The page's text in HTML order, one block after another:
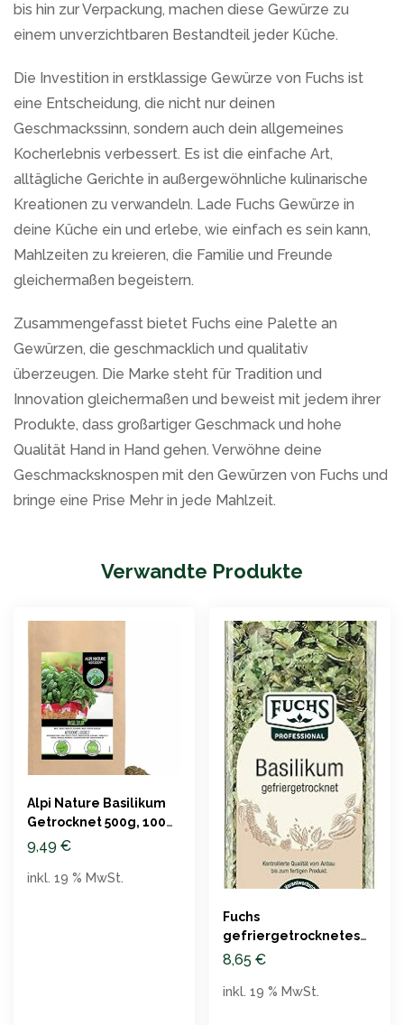
bis hin zur Verpackung, machen diese Gewürze zu
einem unverzichtbaren Bestandteil jeder Küche.
Die Investition in erstklassige Gewürze von Fuchs ist
eine Entscheidung, die nicht nur deinen
Geschmackssinn, sondern auch dein allgemeines
Kocherlebnis verbessert. Es ist die einfache Art,
alltägliche Gerichte in außergewöhnliche kulinarische
Kreationen zu verwandeln. Lade Fuchs Gewürze in
deine Küche ein und erlebe, wie einfach es sein kann,
Mahlzeiten zu kreieren, die Familie und Freunde
gleichermaßen begeistern.
Zusammengefasst bietet Fuchs eine Palette an
Gewürzen, die geschmacklich und qualitativ
überzeugen. Die Marke steht für Tradition und
Innovation gleichermaßen und beweist mit jedem ihrer
Produkte, dass großartiger Geschmack und hohe
Qualität Hand in Hand gehen. Verwöhne deine
Geschmacksknospen mit den Gewürzen von Fuchs und
bringe eine Prise Mehr in jede Mahlzeit.
Verwandte Produkte
Alpi Nature Basilikum
Getrocknet 500g, 100%
Naturbelassen
9,49 €
inkl. 19 % MwSt.
Fuchs
gefriergetrocknetes
Basilikum GV, 50g
8,65 €
inkl. 19 % MwSt.